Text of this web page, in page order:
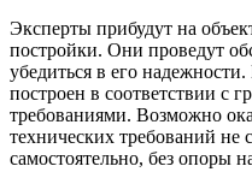
Эксперты прибудут на
постройки. Они проведут
убедиться в его
построен в соответствии с
требованиями. Возможно
технических требований не
самостоятельно, без опоры